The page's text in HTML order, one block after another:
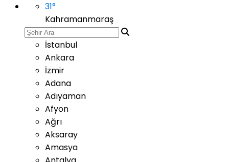
31°
Kahramanmaraş
İstanbul
Ankara
İzmir
Adana
Adıyaman
Afyon
Ağrı
Aksaray
Amasya